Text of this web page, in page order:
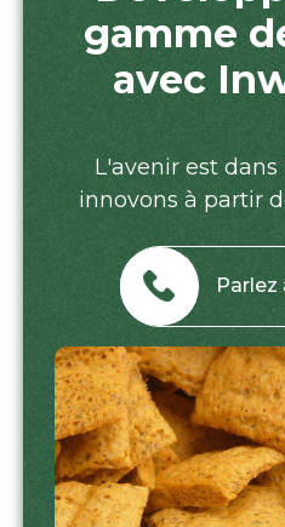
gamme
avec
L'avenir est
innovons à partir
Parlez